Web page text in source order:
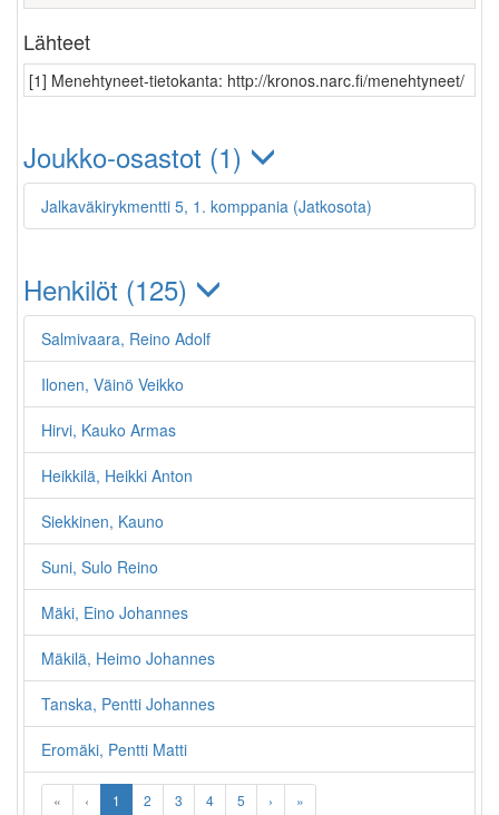
Lähteet
[1] Menehtyneet-tietokanta: http://kronos.narc.fi/menehtyneet/
Joukko-osastot (1)
Jalkaväkirykmentti 5, 1. komppania (Jatkosota)
Henkilöt (125)
Salmivaara, Reino Adolf
Ilonen, Väinö Veikko
Hirvi, Kauko Armas
Heikkilä, Heikki Anton
Siekkinen, Kauno
Suni, Sulo Reino
Mäki, Eino Johannes
Mäkilä, Heimo Johannes
Tanska, Pentti Johannes
Eromäki, Pentti Matti
« ‹ 1 2 3 4 5 › »